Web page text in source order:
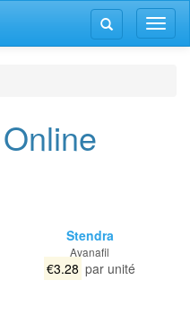
Navigation
bascule
Stendra
Avanafil
€3.28 par unité